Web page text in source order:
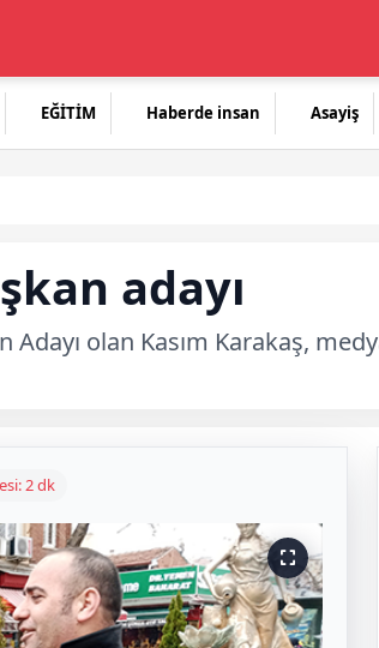
EĞİTİM Haberde insan Asayiş
adayı
Adayı olan Kasım Karakaş,
2 dk